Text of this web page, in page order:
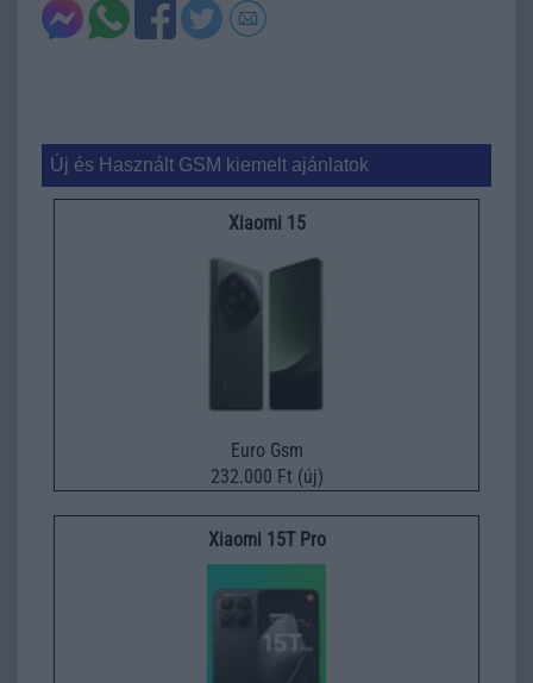
Új és Használt GSM kiemelt ajánlatok
Xiaomi 15
Euro Gsm
232.000 Ft (új)
Xiaomi 15T Pro